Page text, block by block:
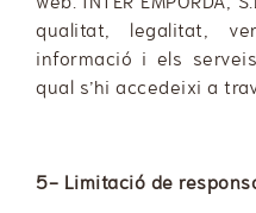
qualitat, legalitat,
informació i els
qual s’hi accedeixi a
5- Limitació de